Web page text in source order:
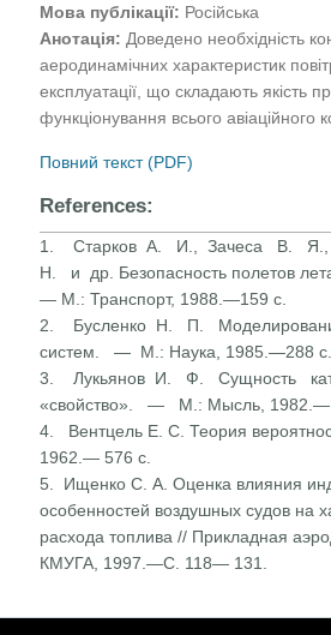
Мова публікації: Російська
Анотація: Доведено необхідність
аеродинамічних характеристик
експлуатації, що складають якість
функціонування всього авіаційного
Повний текст (PDF)
References:
1. Старков А. И., Зачеса В. Я.,
Н. и др. Безопасность полетов
— М.: Транспорт, 1988.—159 с.
2. Бусленко Н. П.
систем. — М.: Наука, 1985.—288 с.
3. Лукьянов И. Ф. Сущность
«свойство». — М.: Мысль,
4. Вентцель Е. С. Теория
1962.— 576 с.
5. Ищенко С. А. Оценка влияния
особенностей воздушных судов на
расхода топлива // Прикладная
КМУГА, 1997.—С. 118— 131.